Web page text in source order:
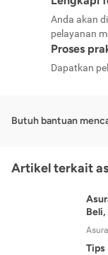
Anda akan
pelayanan
Proses
Dapatkan
Butuh bantuan
Artikel terkait
Beli,
Tips